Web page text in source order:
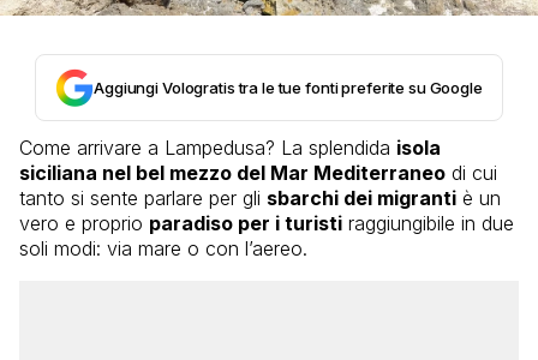
Aggiungi Vologratis tra le tue fonti preferite su Google
Come arrivare a Lampedusa? La splendida isola
siciliana nel bel mezzo del Mar Mediterraneo di cui
tanto si sente parlare per gli sbarchi dei migranti è un
vero e proprio paradiso per i turisti raggiungibile in due
soli modi: via mare o con l’aereo.